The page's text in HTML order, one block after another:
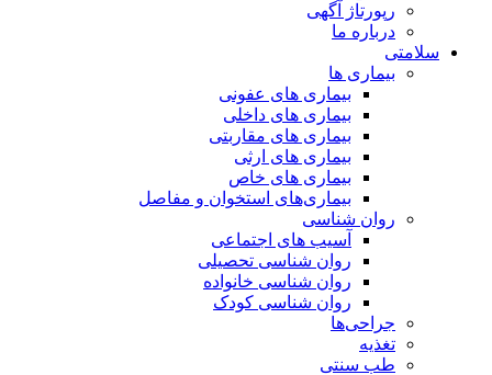
رپورتاژ آگهی
درباره ما
سلامتی
بیماری ها
بیماری های عفونی
بیماری های داخلی
بیماری های مقاربتی
بیماری های ارثی
بیماری های خاص
بیماری‌های استخوان و مفاصل
روان شناسی
آسیب های اجتماعی
روان شناسی تحصیلی
روان شناسی خانواده
روان شناسی کودک
جراحی‌ها
تغذیه
طب سنتی